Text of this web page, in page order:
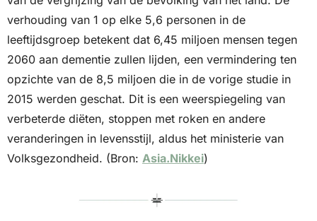
verhouding van 1 op elke 5,6 personen in de
leeftijdsgroep betekent dat 6,45 miljoen mensen tegen
2060 aan dementie zullen lijden, een vermindering ten
opzichte van de 8,5 miljoen die in de vorige studie in
2015 werden geschat. Dit is een weerspiegeling van
verbeterde diëten, stoppen met roken en andere
veranderingen in levensstijl, aldus het ministerie van
Volksgezondheid. (Bron: Asia.Nikkei)